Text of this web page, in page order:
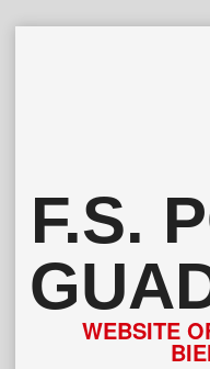
F.S.
WEBSITE